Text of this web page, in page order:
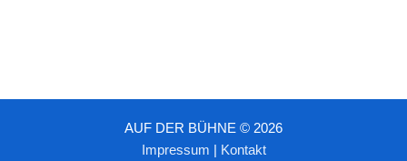
AUF DER BÜHNE © 2026
Impressum | Kontakt